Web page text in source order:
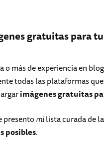
gratuitas para
o más de experiencia en
todas las plataformas
imágenes gratuitas
presentomilista curada de
posibles.